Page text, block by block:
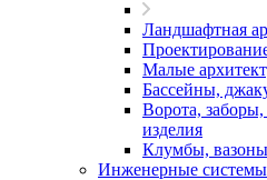
Ландшафтная
Малые
Бассейны,
Ворота,
изделия
Клумбы, вазоны
Инженерные